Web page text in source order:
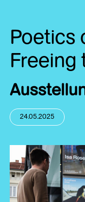
Poetics
Freeing
24.05.2025